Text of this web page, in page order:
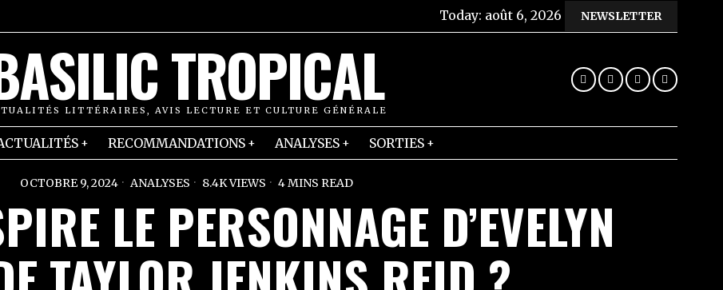
Today: août 6, 2026 NEWSLETTER
TROPICAL
LITTÉRAIRES, AVIS LECTURE ET CULTURE GÉNÉRALE
RECOMMANDATIONS ANALYSES SORTIES
OCTOBRE 9, 2024 ANALYSES 8.4K VIEWS 4 MINS READ
LE PERSONNAGE D’EVELYN